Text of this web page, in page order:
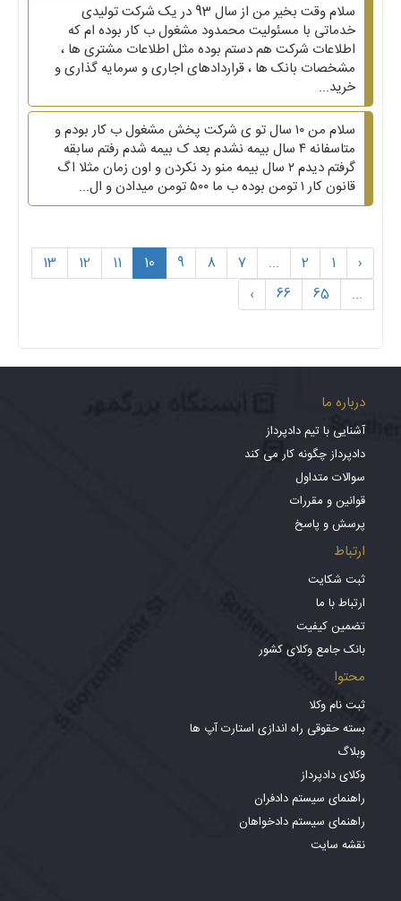
سلام وقت بخیر من از سال 93 در یک شرکت تولیدی
خدماتی با مسئولیت محمدود مشغول ب کار بوده ام که
اطلاعات شرکت هم دستم بوده مثل اطلاعات مشتری ها ،
مشخصات بانک ها ، قراردادهای اجاری و سرمایه گذاری و
خرید...
سلام من ۱۰ سال تو ی شرکت پخش مشغول ب کار بودم و
متاسفانه ۴ سال بیمه نشدم بعد ک بیمه شدم رفتم سابقه
گرفتم دیدم ۲ سال بیمه منو رد نکردن و اون زمان مثلا اگ
قانون کار ۱ تومن بوده ب ما ۵۰۰ تومن میدادن و ال...
‹
1
2
...
7
8
9
10
11
12
13
...
65
66
›
درباره ما
آشنایی با تیم دادپرداز
دادپرداز چگونه کار می کند
سوالات متداول
قوانین و مقررات
پرسش و پاسخ
ارتباط
ثبت شکایت
ارتباط با ما
تضمین کیفیت
بانک جامع وکلای کشور
محتوا
ثبت نام وکلا
بسته حقوقی راه اندازی استارت آپ ها
وبلاگ
وکلای دادپرداز
راهنمای سیستم دادفران
راهنمای سیستم دادخواهان
نقشه سایت